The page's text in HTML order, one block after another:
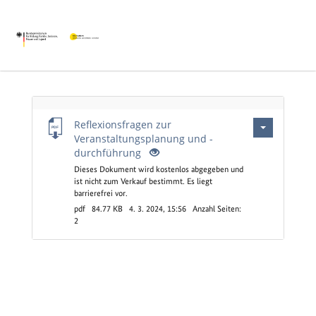
Titel
Reflexionsfragen zur
Veranstaltungsplanung und -
durchführung
Dieses Dokument wird kostenlos abgegeben und
ist nicht zum Verkauf bestimmt. Es liegt
barrierefrei vor.
pdf
84.77 KB 4. 3. 2024, 15:56
Anzahl Seiten:
2